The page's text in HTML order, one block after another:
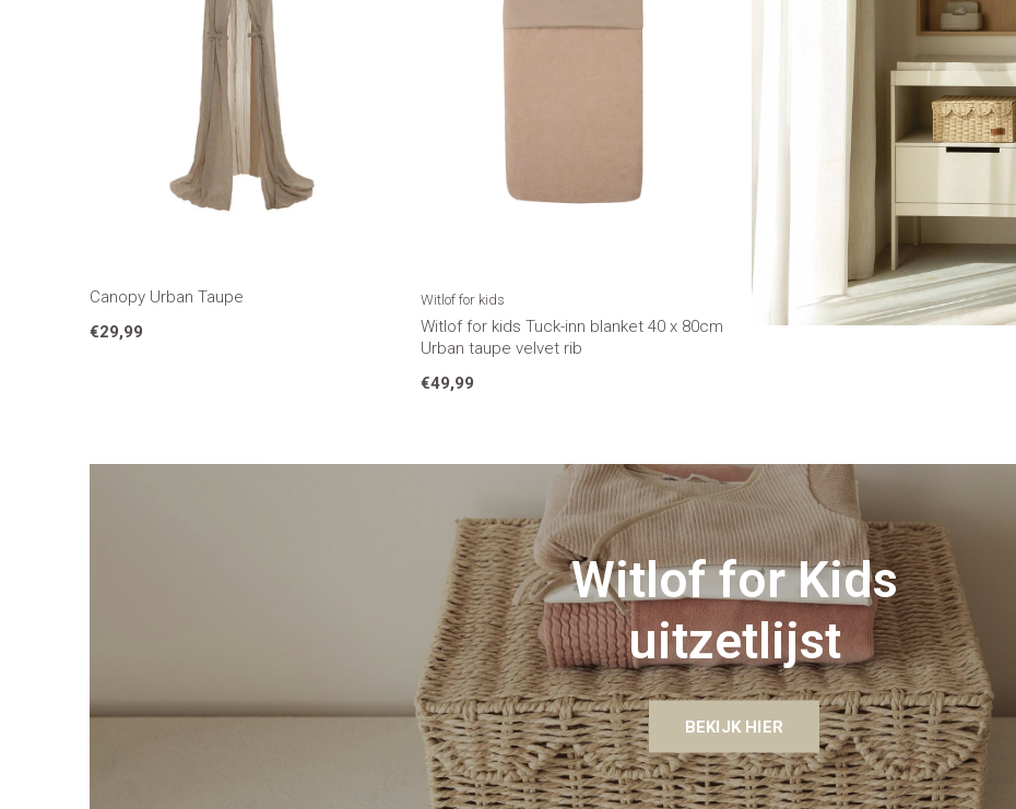
Canopy Urban Taupe
€29,99
Witlof for kids
Witlof for kids Tuck-inn blanket 40 x 80cm
Urban taupe velvet rib
€49,99
Witlof for Kids
uitzetlijst
BEKIJK HIER